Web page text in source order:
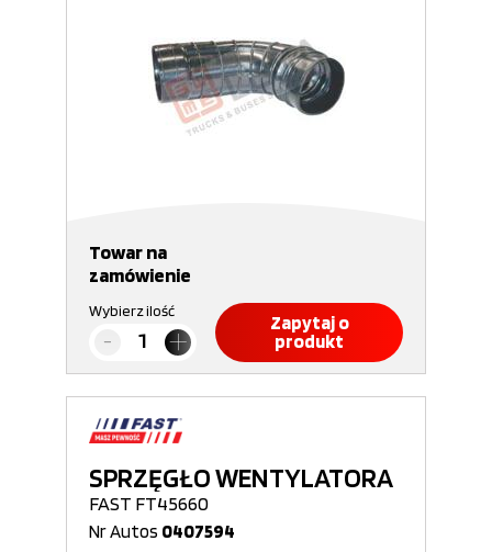
Towar na
zamówienie
Wybierz ilość
Zapytaj o
produkt
SPRZĘGŁO WENTYLATORA
FAST FT45660
Nr Autos 0407594